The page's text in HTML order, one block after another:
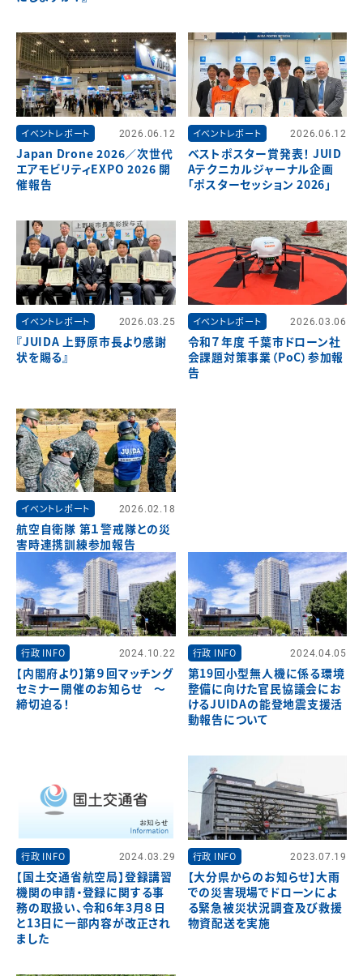
イベントレポート 2026.06.12
Japan Drone 2026／次世代
エアモビリティEXPO 2026 開
催報告
イベントレポート 2026.06.12
ベストポスター賞発表！ JUID
Aテクニカルジャーナル企画
「ポスターセッション 2026」
イベントレポート 2026.03.25
『JUIDA 上野原市長より感謝
状を賜る』
イベントレポート 2026.03.06
令和７年度 千葉市ドローン社
会課題対策事業（PoC）参加報
告
イベントレポート 2026.02.18
航空自衛隊 第１警戒隊との災
害時連携訓練参加報告
行政 INFO 2024.10.22
【内閣府より】第９回マッチング
セミナー開催のお知らせ ～
締切迫る！
行政 INFO 2024.04.05
第19回小型無人機に係る環境
整備に向けた官民協議会にお
けるJUIDAの能登地震支援活
動報告について
行政 INFO 2024.03.29
【国土交通省航空局】登録講習
機関の申請・登録に関する事
務の取扱い、令和6年3月８日
と13日に一部内容が改正され
ました
行政 INFO 2023.07.19
【大分県からのお知らせ】大雨
での災害現場でドローンによ
る緊急被災状況調査及び救援
物資配送を実施